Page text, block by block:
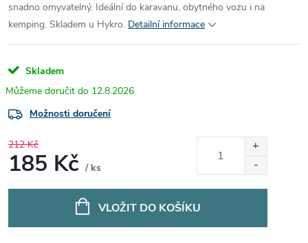
snadno omyvatelný. Ideální do karavanu, obytného vozu i na
kemping. Skladem u Hykro. Detailní informace
Skladem
12.8.2026
Možnosti doručení
212 Kč
185 Kč / ks
VLOŽIT DO KOŠÍKU